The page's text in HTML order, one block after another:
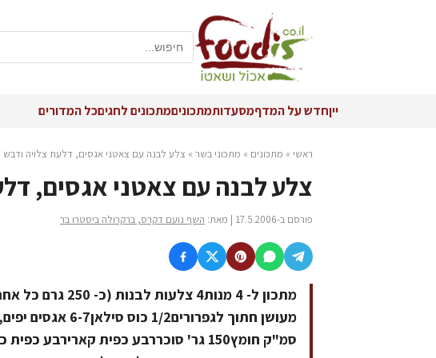
ייןחדש על המדףמסעדותמתכוניםמתכונים לחגיםכל המדורים
ראשי » מתכונים » מתכוני בשר » צלע לבנה עם צאטני אגסים, דלעת צלויה ודבש
צלע לבנה עם צאטני אגסים,
פורסם ב-17.5.2006 | מאת: השף נועם דקרס, ברקרולה ביסטרו בר